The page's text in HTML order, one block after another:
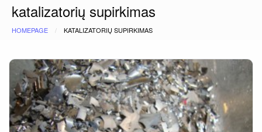
katalizatorių supirkimas
HOMEPAGE KATALIZATORIŲ SUPIRKIMAS